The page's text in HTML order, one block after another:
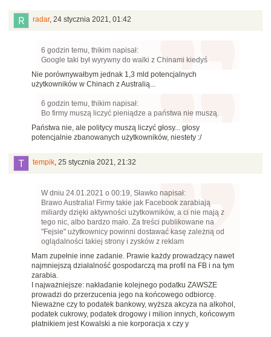
radar, 24 stycznia 2021, 01:42
6 godzin temu, thikim napisał:
Google taki był wyrywny do walki z Chinami kiedyś
Nie porównywałbym jednak 1,3 mld potencjalnych
użytkowników w Chinach z Australią...
6 godzin temu, thikim napisał:
Bo firmy muszą liczyć pieniądze a państwa nie muszą.
Państwa nie, ale politycy muszą liczyć głosy... głosy
potencjalnie zbanowanych użytkowników, niestety :/
tempik, 25 stycznia 2021, 21:32
W dniu 24.01.2021 o 00:19, Sławko napisał:
Brawo Australia! Firmy takie jak Facebook zarabiają
miliardy dzięki aktywności użytkowników, a ci nie mają z
tego nic, albo bardzo mało. Za treści publikowane na
"Fejsie" użytkownicy powinni dostawać kasę zależną od
oglądalności takiej strony i zysków z reklam
Mam zupełnie inne zadanie. Prawie każdy prowadzący nawet
najmniejszą działalność gospodarczą ma profil na FB i na tym
zarabia.
I najważniejsze: nakładanie kolejnego podatku ZAWSZE
prowadzi do przerzucenia jego na końcowego odbiorcę.
Nieważne czy to podatek bankowy, wyższa akcyza na alkohol,
podatek cukrowy, podatek drogowy i milion innych, końcowym
płatnikiem jest Kowalski a nie korporacja x czy y